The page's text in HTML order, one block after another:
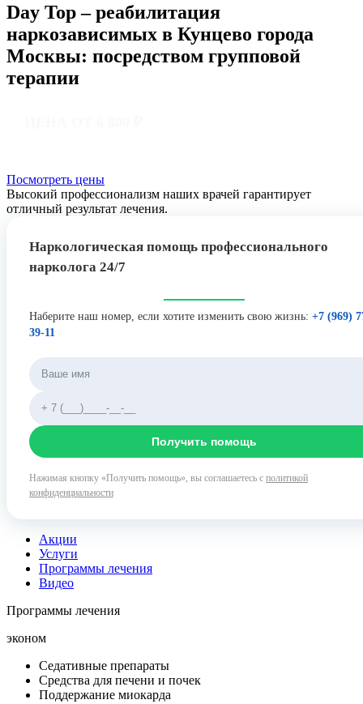
Day Top – реабилитация
наркозависимых в Кунцево города
Москвы: посредством групповой
терапии
Посмотреть цены
Высокий профессионализм наших врачей гарантирует
отличный результат лечения.
Наркологическая помощь профессионального
нарколога 24/7
Наберите наш номер, если хотите изменить свою жизнь: +7 (969)
39-11
Получить помощь
Нажимая кнопку «Получить помощь», вы соглашаетесь с политикой
конфиденциальности
Акции
Услуги
Программы лечения
Видео
Программы лечения
эконом
Седативные препараты
Средства для печени и почек
Поддержание миокарда